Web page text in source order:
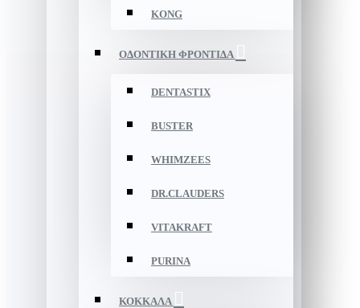
KONG
ΟΔΟΝΤΙΚΗ ΦΡΟΝΤΙΔΑ
DENTASTIX
BUSTER
WHIMZEES
DR.CLAUDERS
VITAKRAFT
PURINA
ΚΟΚΚΑΛΑ